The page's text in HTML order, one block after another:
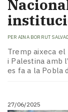
PER AINA BORRUT
Tremp aixeca el
i Palestina amb
es fa a la Pobla
27/06/2025